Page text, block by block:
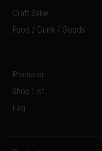
Craft Sake
Food / Drink / Goods
Producer
Shop List
Faq